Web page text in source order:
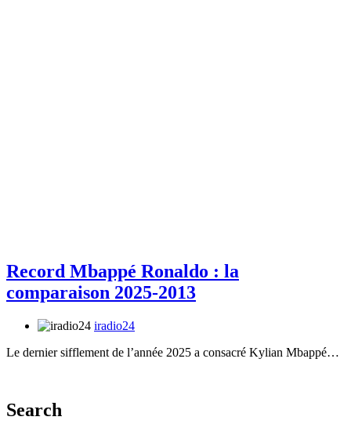
Record Mbappé Ronaldo : la
comparaison 2025-2013
iradio24
Le dernier sifflement de l’année 2025 a consacré Kylian Mbappé…
Search